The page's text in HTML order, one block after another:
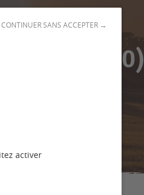
activer
CONTINUER SANS ACCEPTER →
(45300)